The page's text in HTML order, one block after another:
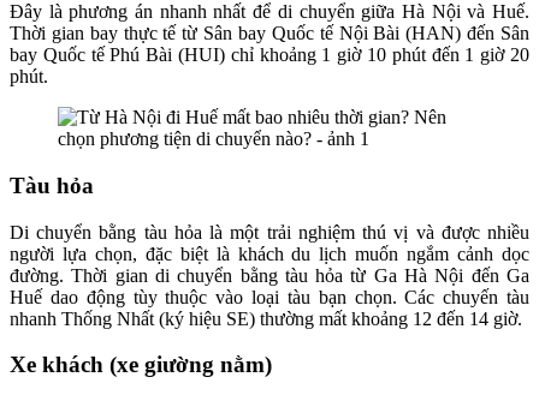
Đây là phương án nhanh nhất để di chuyển giữa Hà Nội và Huế.
Thời gian bay thực tế từ Sân bay Quốc tế Nội Bài (HAN) đến Sân
bay Quốc tế Phú Bài (HUI) chỉ khoảng 1 giờ 10 phút đến 1 giờ 20
phút.
Tàu hỏa
Di chuyển bằng tàu hỏa là một trải nghiệm thú vị và được nhiều
người lựa chọn, đặc biệt là khách du lịch muốn ngắm cảnh dọc
đường. Thời gian di chuyển bằng tàu hỏa từ Ga Hà Nội đến Ga
Huế dao động tùy thuộc vào loại tàu bạn chọn. Các chuyến tàu
nhanh Thống Nhất (ký hiệu SE) thường mất khoảng 12 đến 14 giờ.
Xe khách (xe giường nằm)